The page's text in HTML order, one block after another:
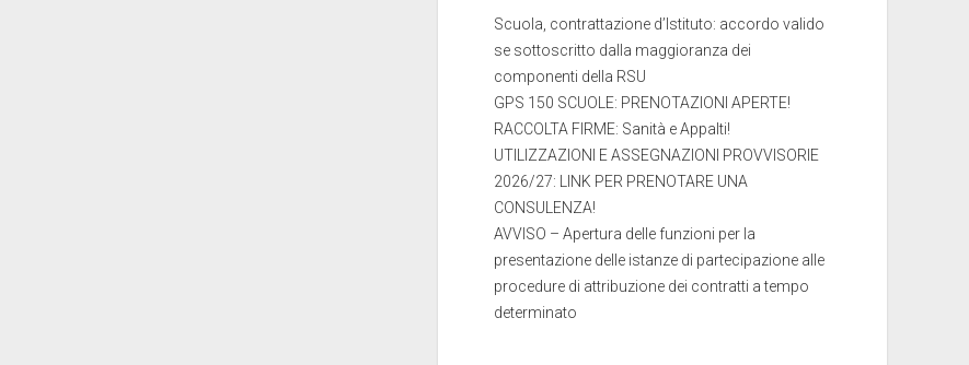
Scuola, contrattazione d’Istituto: accordo valido
se sottoscritto dalla maggioranza dei
componenti della RSU
GPS 150 SCUOLE: PRENOTAZIONI APERTE!
RACCOLTA FIRME: Sanità e Appalti!
UTILIZZAZIONI E ASSEGNAZIONI PROVVISORIE
2026/27: LINK PER PRENOTARE UNA
CONSULENZA!
AVVISO – Apertura delle funzioni per la
presentazione delle istanze di partecipazione alle
procedure di attribuzione dei contratti a tempo
determinato